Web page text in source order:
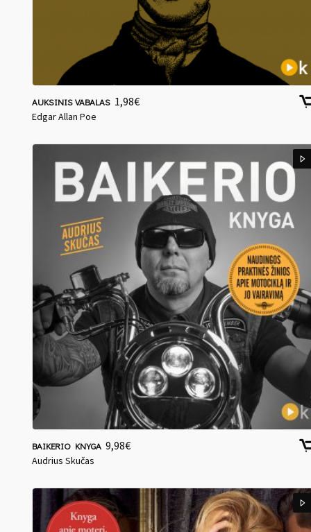
AUKSINIS VABALAS 1,98€
Edgar Allan Poe
BAIKERIO KNYGA 9,98€
Audrius Skučas